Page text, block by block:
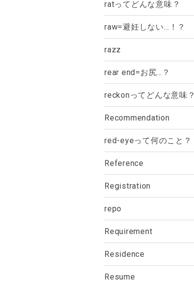
ratってどんな意味？
raw=避妊しない…！？
razz
rear end=お尻…？
reckonってどんな意味？
Recommendation
red-eyeって何のこと？
Reference
Registration
repo
Requirement
Residence
Resume